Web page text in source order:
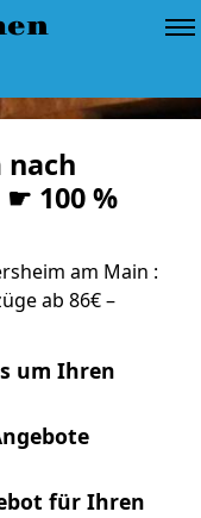
nach
100 %
am Main :
ab 86€ –
um Ihren
für Ihren